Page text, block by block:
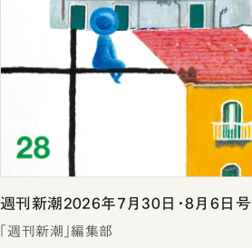
週刊新潮2026年7月30日・8月6日号
「週刊新潮」編集部